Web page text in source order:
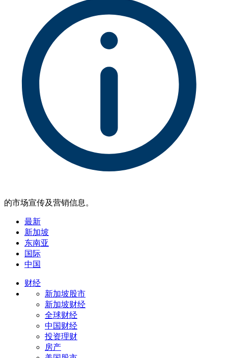
的市场宣传及营销信息。
最新
新加坡
东南亚
国际
中国
财经
新加坡股市
新加坡财经
全球财经
中国财经
投资理财
房产